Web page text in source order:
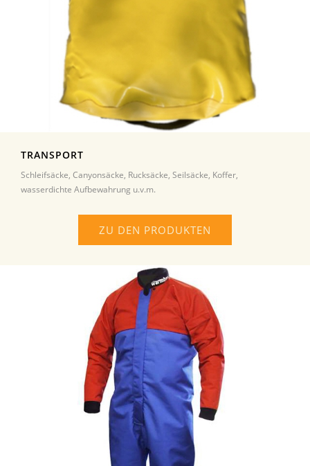
TRANSPORT
Schleifsäcke, Canyonsäcke, Rucksäcke, Seilsäcke, Koffer,
wasserdichte Aufbewahrung u.v.m.
ZU DEN PRODUKTEN